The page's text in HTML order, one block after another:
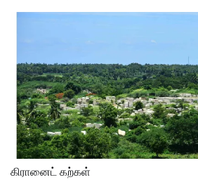
கிரானைட் கற்கள்